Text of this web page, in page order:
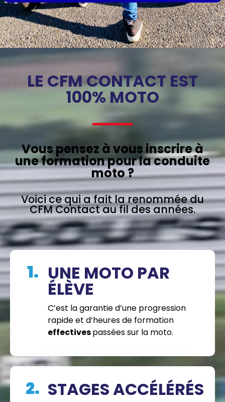
LE CFM CONTACT EST
100% MOTO
Vous pensez à vous inscrire à
une formation pour la conduite
moto ?
Voici ce qui a fait la renommée du
CFM Contact au fil des années.
1. UNE MOTO PAR
ÉLÈVE
C’est la garantie d’une progression
rapide et d’heures de formation
effectivespassées sur la moto.
2. STAGES ACCÉLÉRÉS